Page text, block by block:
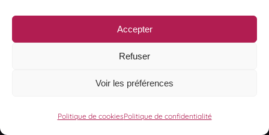
Accepter
Refuser
Voir les préférences
Politique de cookiesPolitique de confidentialité